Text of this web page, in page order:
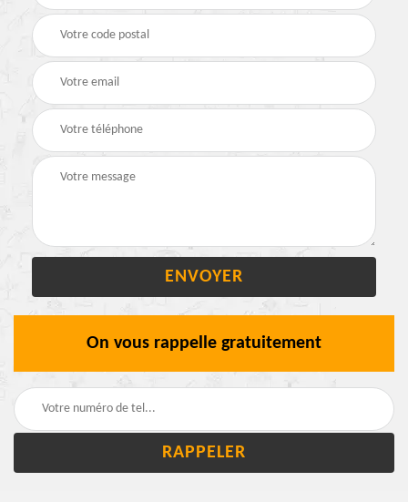
On vous rappelle gratuitement